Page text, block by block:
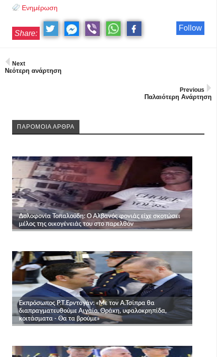
Ενημέρωση
Follow
Share:
Next
Νεότερη ανάρτηση
Previous
Παλαιότερη Ανάρτηση
ΠΑΡΟΜΟΙΑ ΑΡΘΡΑ